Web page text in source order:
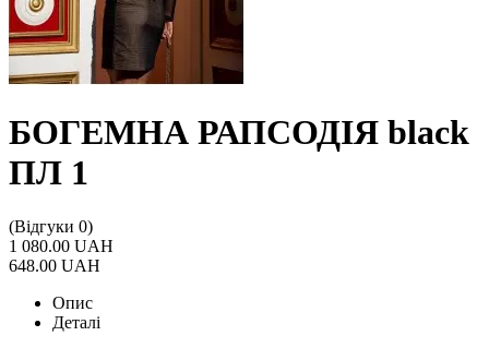
БОГЕМНА РАПСОДІЯ black
ПЛ 1
(Відгуки 0)
1 080.00 UAH
648.00 UAH
Опис
Деталі